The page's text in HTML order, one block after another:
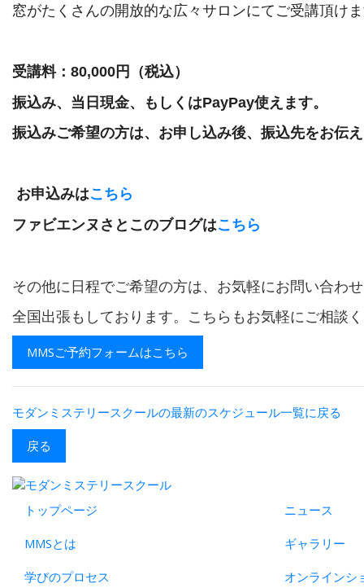
窓がたくさんの開放的な広々サロンにて ご受講頂け
受講料：80,000円（税込）
振込み、当日現金、もしくはPayPay使えます。
振込みご希望の方は、お申し込み後、振込先をお伝
お申込みはこちら
ファビエンヌさとこのブログはこちら
その他に日程でご希望の方は、お気軽にお問い合わ
全国出張もしております。こちらもお気軽にご相談
MMSご予約フォームはこちら
モダンミステリースクールの最新のスケジュール一覧に戻る
戻る
トップページ
MMSとは
学びのプロセス
ニュース
ギャラリー
オンラインシ